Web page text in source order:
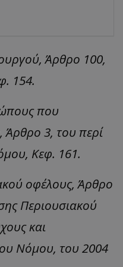
Άρθρο 100,
154.
που
3, του περί
Κεφ. 161.
οφέλους, Άρθρο
Περιουσιακού
και
Νόμου, του 2004